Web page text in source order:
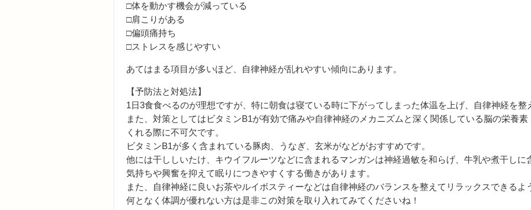
□体を動かす機会が減っている
□肩こりがある
□偏頭痛持ち
□ストレスを感じやすい
あてはまる項目が多いほど、自律神経が乱れやすい傾向にあります。
【予防法と対処法】
1日3食食べるのが理想ですが、特に朝食は寝ている時に下がってしまった体温を上げ、自律神経を整
また、対策としてはビタミンB1が有効で痛みや自律神経のメカニズムと深く関係している脳の栄養
くれる際に不可欠です。
ビタミンB1が多く含まれている豚肉、うなぎ、玄米がなどがおすすめです。
他には干ししいたけ、キウイフルーツなどに含まれるマンガンは神経過敏を和らげ、牛乳や煮干しに
気持ちや興奮を抑えて眠りにつきやすくする働きがあります。
また、自律神経に良いお茶やルイボスティーなどは自律神経のバランスを整えてリラックスできるよ
何となく体調が優れない方は是非この対策を取り入れてみてくださいね！